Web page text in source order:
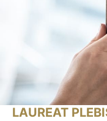
LAUREAT